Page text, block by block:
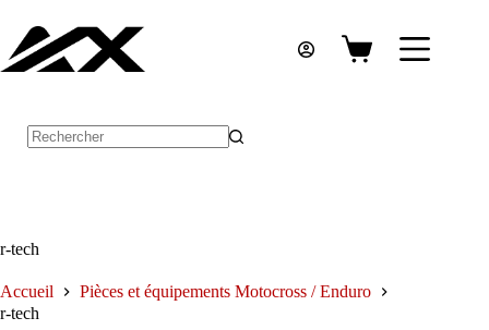
contenu
Panier
r-tech
Accueil
Pièces et équipements Motocross / Enduro
r-tech